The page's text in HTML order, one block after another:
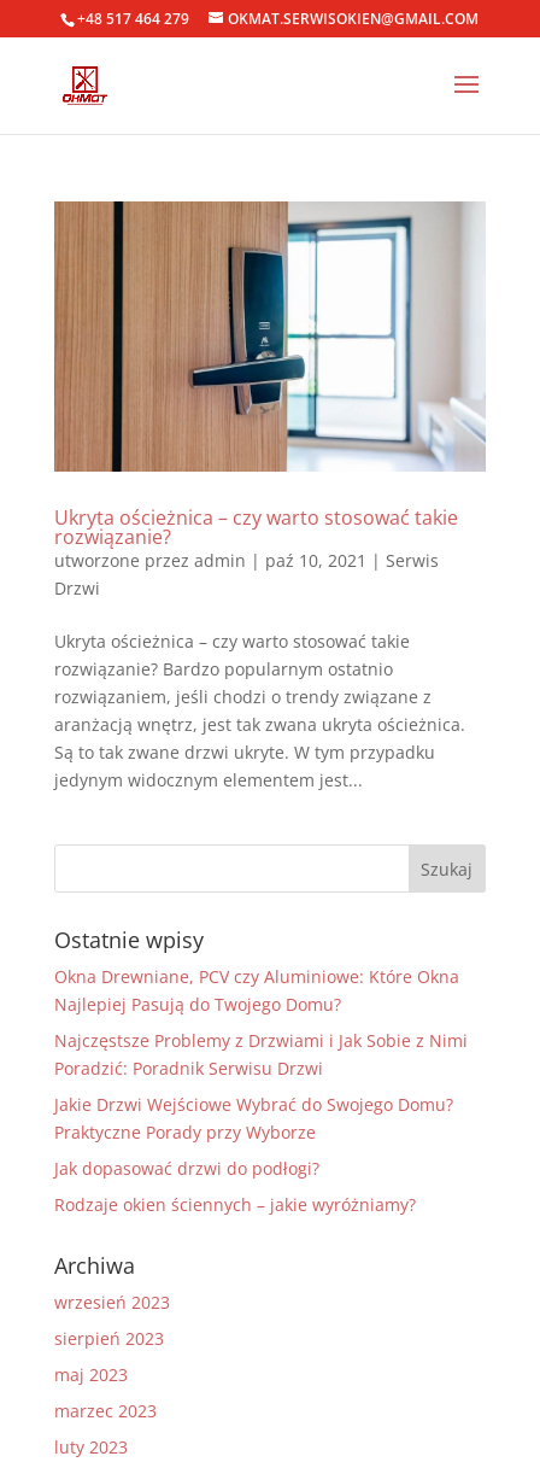
+48 517 464 279 OKMAT.SERWISOKIEN@GMAIL.COM
Ukryta ościeżnica – czy warto stosować takie
rozwiązanie?
utworzone przez admin | paź 10, 2021 | Serwis
Drzwi
Ukryta ościeżnica – czy warto stosować takie
rozwiązanie? Bardzo popularnym ostatnio
rozwiązaniem, jeśli chodzi o trendy związane z
aranżacją wnętrz, jest tak zwana ukryta ościeżnica.
Są to tak zwane drzwi ukryte. W tym przypadku
jedynym widocznym elementem jest...
Ostatnie wpisy
Okna Drewniane, PCV czy Aluminiowe: Które Okna
Najlepiej Pasują do Twojego Domu?
Najczęstsze Problemy z Drzwiami i Jak Sobie z Nimi
Poradzić: Poradnik Serwisu Drzwi
Jakie Drzwi Wejściowe Wybrać do Swojego Domu?
Praktyczne Porady przy Wyborze
Jak dopasować drzwi do podłogi?
Rodzaje okien ściennych – jakie wyróżniamy?
Archiwa
wrzesień 2023
sierpień 2023
maj 2023
marzec 2023
luty 2023